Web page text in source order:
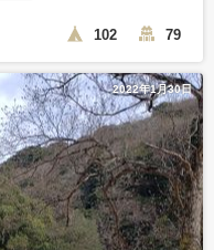
102 79
2022年1月30日